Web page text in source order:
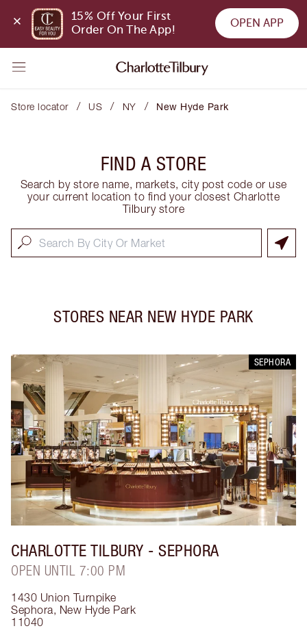
15% Off Your First
Order On The App!
OPEN APP
Store locator / US / NY / New Hyde Park
FIND A STORE
Search by store name, markets, city post code or use
your current location to find your closest Charlotte
Tilbury store
STORES NEAR NEW HYDE PARK
SEPHORA
CHARLOTTE TILBURY - SEPHORA
OPEN UNTIL 7:00 PM
1430 Union Turnpike
Sephora, New Hyde Park
11040